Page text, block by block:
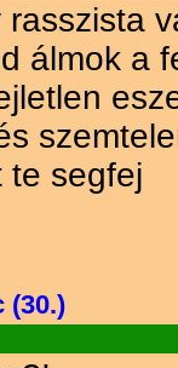
álmok a
te segfej
(30.)